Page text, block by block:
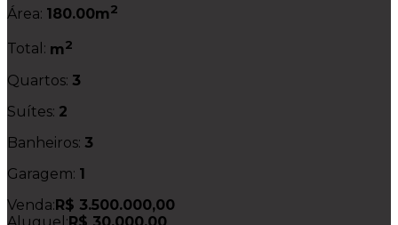
Área: 180.00m2
Total: m2
Quartos: 3
Suítes: 2
Banheiros: 3
Garagem: 1
Venda:R$ 3.500.000,00
Aluguel:R$ 30.000,00